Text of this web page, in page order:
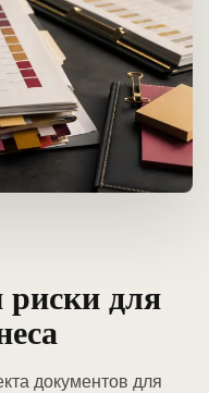
для
документов для